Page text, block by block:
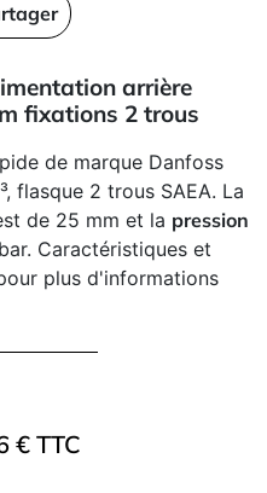
arrière
fixations 2 trous
de marque Danfoss
flasque 2 trous SAEA. La
de 25 mm et la pression
Caractéristiques et
plus d'informations
€ TTC